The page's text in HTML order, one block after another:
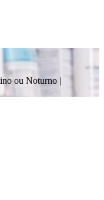
ou Noturno |